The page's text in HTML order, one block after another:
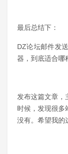
最后总结下：
DZ论坛邮件发
器，到底适合哪
发布这篇文章，
时候，发现很多
没有。希望我的